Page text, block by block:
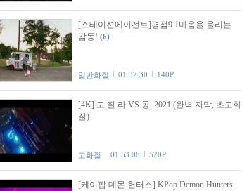
[스테이션에이전트]평점9.1마음을 울리는
감동! (6)
일반화질 01:32:30 140P
[4K] 고 질 라 VS 콩. 2021 (완벽 자막, 초고화
질)
고화질 01:53:08 520P
[케이팝 데몬 헌터스] KPop Demon Hunters.